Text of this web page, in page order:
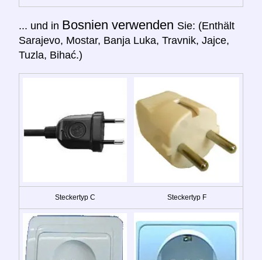
... und in Bosnien verwenden Sie: (Enthält
Sarajevo, Mostar, Banja Luka, Travnik, Jajce,
Tuzla, Bihać.)
Steckertyp C Steckertyp F